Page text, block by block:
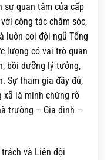
quan tâm của cấp
công tác chăm sóc,
luôn coi đội ngũ Tổng
lượng có vai trò quan
bồi dưỡng lý tưởng,
Sự tham gia đầy đủ,
xã là minh chứng rõ
trường – Gia đình –
và Liên đội